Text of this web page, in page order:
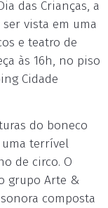
das Crianças, a
vista em uma
e teatro de
às 16h, no piso
Cidade
do boneco
uma terrível
de circo. O
grupo Arte &
composta